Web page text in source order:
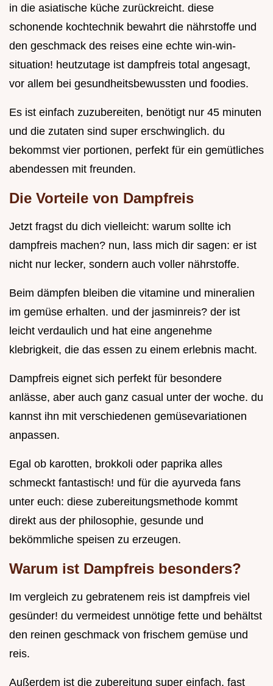
in die asiatische küche zurückreicht. diese
schonende kochtechnik bewahrt die nährstoffe und
den geschmack des reises eine echte win-win-
situation! heutzutage ist dampfreis total angesagt,
vor allem bei gesundheitsbewussten und foodies.
Es ist einfach zuzubereiten, benötigt nur 45 minuten
und die zutaten sind super erschwinglich. du
bekommst vier portionen, perfekt für ein gemütliches
abendessen mit freunden.
Die Vorteile von Dampfreis
Jetzt fragst du dich vielleicht: warum sollte ich
dampfreis machen? nun, lass mich dir sagen: er ist
nicht nur lecker, sondern auch voller nährstoffe.
Beim dämpfen bleiben die vitamine und mineralien
im gemüse erhalten. und der jasminreis? der ist
leicht verdaulich und hat eine angenehme
klebrigkeit, die das essen zu einem erlebnis macht.
Dampfreis eignet sich perfekt für besondere
anlässe, aber auch ganz casual unter der woche. du
kannst ihn mit verschiedenen gemüsevariationen
anpassen.
Egal ob karotten, brokkoli oder paprika alles
schmeckt fantastisch! und für die ayurveda fans
unter euch: diese zubereitungsmethode kommt
direkt aus der philosophie, gesunde und
bekömmliche speisen zu erzeugen.
Warum ist Dampfreis besonders?
Im vergleich zu gebratenem reis ist dampfreis viel
gesünder! du vermeidest unnötige fette und behältst
den reinen geschmack von frischem gemüse und
reis.
Außerdem ist die zubereitung super einfach. fast